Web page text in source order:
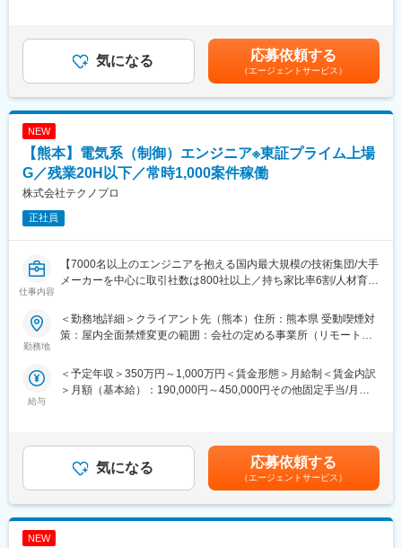
変わってくる風土があります。年功序列ではなく、職位に関係な
く意見を取り入れる組織風土です。
■出向先について
※株式会社ゼンショーホールディングスにて雇用いたします。
・仕様決定： 出力特性、環境性能（排ガス低減）、振動、サウン
ド、操作性（ドライバビリティ）などの目標値を設定し、駆動系
仕様の組合せを含めた総合的な仕様検討。
3. 実車での実証・評価
・試作/検証： 試作車や生産準備車を用いた実走行・稼働テストを
や「加速フィーリング」の磨き込み。
・生産・製造技術整合： 自社工場および国内外の部品製造お取引
先と連携し、製造コストや造りやすさを考慮した仕様調整。
■業務の魅力
解析専業に留まらず、実機・完成車での検証まで一気通貫。数値
■働く環境
ものづくり企画開発、生産企画、完成車・システム・デザイン、
世界各生産拠点と協働するプロジェクト体制。
気になる 応募依頼する
（エージェントサービス）
NEW
【熊本】電気系（制御）エンジニア※東証プライム上場
G／残業20H以下／常時1,000案件稼働
株式会社テクノプロ
正社員
仕事内容
【7000名以上のエンジニアを抱える国内最大規模の技術集団/大手
メーカーを中心に取引社数は800社以上／持ち家比率6割/人材育成
■業務内容：
自動車や自動車部品、産業用装置等の大手メーカーの開発現場で
※これまでのご経験に応じて、当面の業務内容を決定してきます。
※同社の方針として、単独での業務は請け負っておらず、チームを
【１】エンジニアファースト
無理な転勤転居は一切なく、持ち家比率も6割以上。残業時間も月
20時間以内／休日出勤なし。育児休業取得者も多く、複数回の育
児休業を取得した者も多数在籍（有給取得率90%）しています。1
人にエンジニアに今後のキャリアを相談するキャリアアドバイザ
勤務地
＜勤務地詳細＞クライアント先（熊本）住所：熊本県 受動喫煙対
策：屋内全面禁煙変更の範囲：会社の定める事業所（リモートワ
給与
＜予定年収＞350万円～1,000万円＜賃金形態＞月給制＜賃金内訳
＞月額（基本給）：190,000円～450,000円その他固定手当/月：
当、時間外手当（１分単位で支給）、特別手当、配属手当、役職
手当、赴任手当、転勤赴任一時金、帰省旅費補助、引越費用補
助 など賃金はあくまでも目安の金額であり、選考を通じて上下
する可能性があります。月給(月額)は固定手当を含めた表記です。
気になる 応募依頼する
（エージェントサービス）
NEW